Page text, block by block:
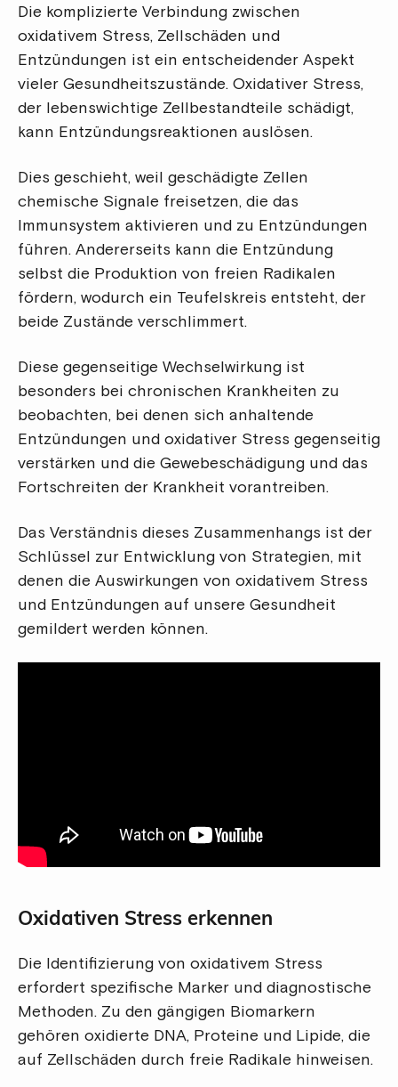
Die komplizierte Verbindung zwischen
oxidativem Stress, Zellschäden und
Entzündungen ist ein entscheidender Aspekt
vieler Gesundheitszustände. Oxidativer Stress,
der lebenswichtige Zellbestandteile schädigt,
kann Entzündungsreaktionen auslösen.
Dies geschieht, weil geschädigte Zellen
chemische Signale freisetzen, die das
Immunsystem aktivieren und zu Entzündungen
führen. Andererseits kann die Entzündung
selbst die Produktion von freien Radikalen
fördern, wodurch ein Teufelskreis entsteht, der
beide Zustände verschlimmert.
Diese gegenseitige Wechselwirkung ist
besonders bei chronischen Krankheiten zu
beobachten, bei denen sich anhaltende
Entzündungen und oxidativer Stress gegenseitig
verstärken und die Gewebeschädigung und das
Fortschreiten der Krankheit vorantreiben.
Das Verständnis dieses Zusammenhangs ist der
Schlüssel zur Entwicklung von Strategien, mit
denen die Auswirkungen von oxidativem Stress
und Entzündungen auf unsere Gesundheit
gemildert werden können.
Oxidativen Stress erkennen
Die Identifizierung von oxidativem Stress
erfordert spezifische Marker und diagnostische
Methoden. Zu den gängigen Biomarkern
gehören oxidierte DNA, Proteine und Lipide, die
auf Zellschäden durch freie Radikale hinweisen.